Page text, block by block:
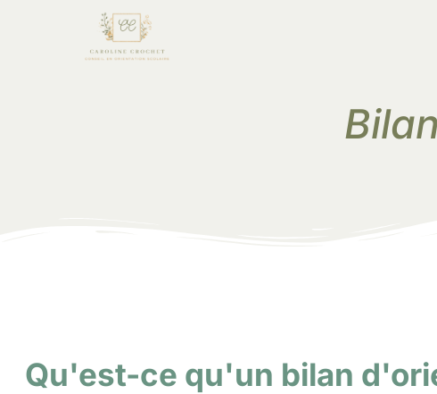
Qu'est-ce qu'un bilan